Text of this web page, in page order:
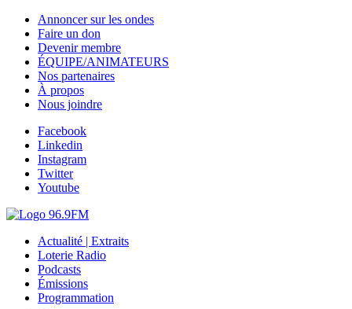
Annoncer sur les ondes
Faire un don
Devenir membre
ÉQUIPE/ANIMATEURS
Nos partenaires
À propos
Nous joindre
Facebook
Linkedin
Instagram
Twitter
Youtube
Actualité | Extraits
Loterie Radio
Podcasts
Émissions
Programmation